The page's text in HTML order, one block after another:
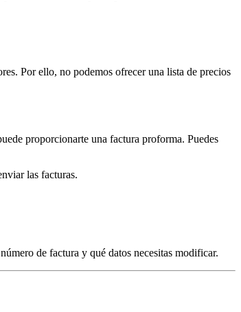
Por ello, no podemos ofrecer una lista de precios
proporcionarte una factura proforma. Puedes
las facturas.
de factura y qué datos necesitas modificar.